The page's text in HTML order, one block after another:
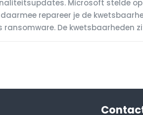
Microsoft stelde op
repareer je de
De kwetsbaarheden